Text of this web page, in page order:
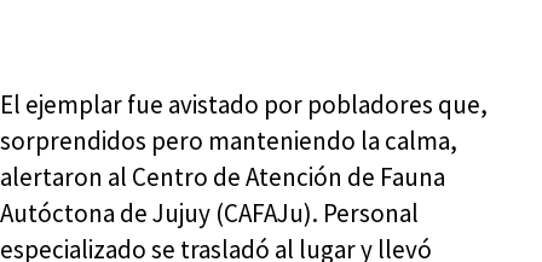
El ejemplar fue avistado por pobladores que,
sorprendidos pero manteniendo la calma,
alertaron al Centro de Atención de Fauna
Autóctona de Jujuy (CAFAJu). Personal
especializado se trasladó al lugar y llevó